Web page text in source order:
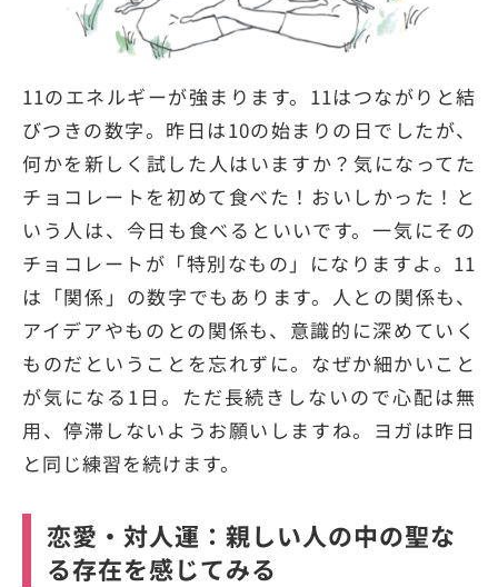
11のエネルギーが強まります。11はつながりと結
びつきの数字。昨日は10の始まりの日でしたが、
何かを新しく試した人はいますか？気になってた
チョコレートを初めて食べた！おいしかった！と
いう人は、今日も食べるといいです。一気にその
チョコレートが「特別なもの」になりますよ。11
は「関係」の数字でもあります。人との関係も、
アイデアやものとの関係も、意識的に深めていく
ものだということを忘れずに。なぜか細かいこと
が気になる1日。ただ長続きしないので心配は無
用、停滞しないようお願いしますね。ヨガは昨日
と同じ練習を続けます。
恋愛・対人運：親しい人の中の聖な
る存在を感じてみる